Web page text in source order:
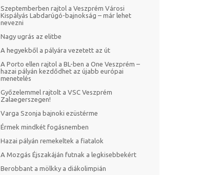
Szeptemberben rajtol a Veszprém Városi
Kispályás Labdarúgó-bajnokság – már lehet
nevezni
Nagy ugrás az elitbe
A hegyekből a pályára vezetett az út
A Porto ellen rajtol a BL-ben a One Veszprém –
hazai pályán kezdődhet az újabb európai
menetelés
Győzelemmel rajtolt a VSC Veszprém
Zalaegerszegen!
Varga Szonja bajnoki ezüstérme
Érmek mindkét fogásnemben
Hazai pályán remekeltek a fiatalok
A Mozgás Éjszakáján futnak a legkisebbekért
Berobbant a mölkky a diákolimpián